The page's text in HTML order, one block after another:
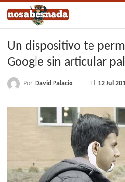
Un dispositivo te
Google sin articular
Por David Palacio El 12 Jul